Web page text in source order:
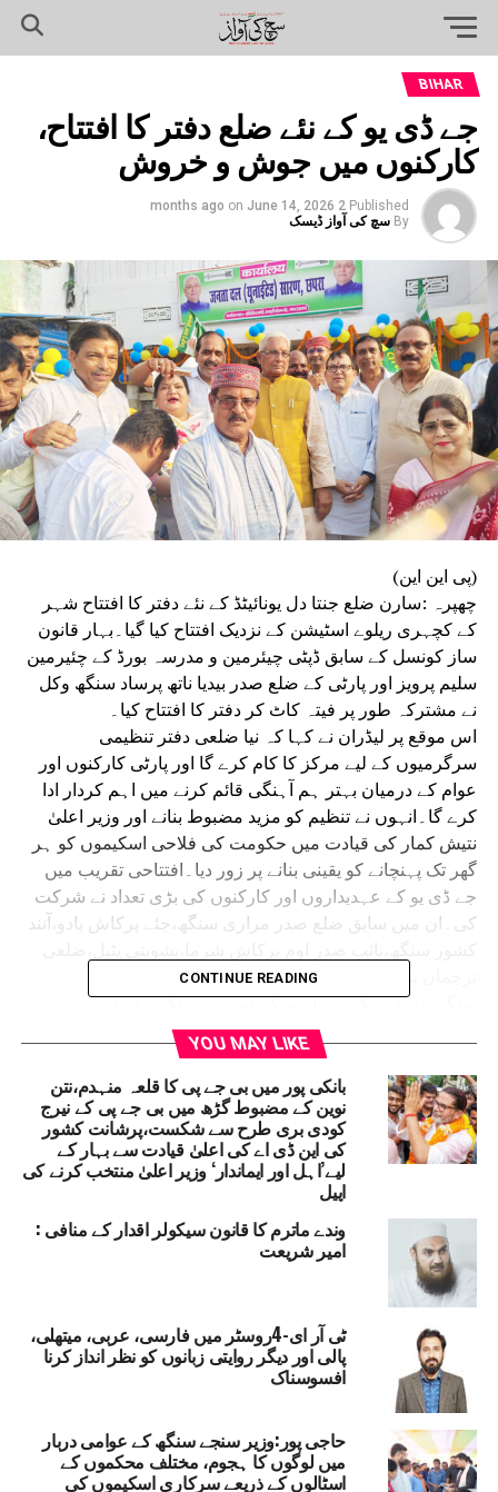
BIHAR
جے ڈی یو کے نئے ضلع دفتر کا افتتاح،
کارکنوں میں جوش و خروش
Published
2 months ago
on June 14, 2026
By سچ کی آواز ڈیسک
(پی این این)
چھپرہ :سارن ضلع جنتا دل یونائیٹڈ کے نئے دفتر کا افتتاح شہر
کے کچہری ریلوے اسٹیشن کے نزدیک افتتاح کیا گیا۔بہار قانون
ساز کونسل کے سابق ڈپٹی چیئرمین و مدرسہ بورڈ کے چئیرمین
سلیم پرویز اور پارٹی کے ضلع صدر بیدیا ناتھ پرساد سنگھ وکل
نے مشترکہ طور پر فیتہ کاٹ کر دفتر کا افتتاح کیا۔
اس موقع پر لیڈران نے کہا کہ نیا ضلعی دفتر تنظیمی
سرگرمیوں کے لیے مرکز کا کام کرے گا اور پارٹی کارکنوں اور
عوام کے درمیان بہتر ہم آہنگی قائم کرنے میں اہم کردار ادا
کرے گا۔انہوں نے تنظیم کو مزید مضبوط بنانے اور وزیر اعلیٰ
نتیش کمار کی قیادت میں حکومت کی فلاحی اسکیموں کو ہر
گھر تک پہنچانے کو یقینی بنانے پر زور دیا۔افتتاحی تقریب میں
جے ڈی یو کے عہدیداروں اور کارکنوں کی بڑی تعداد نے شرکت
کی۔ان میں سابق ضلع صدر مراری سنگھ،جئے پرکاش یادو،آنند
ترجمان برجیش کمار،پربھاش شنکر،اشوک سنگھ،ونود
سنگھ،منوج سنگھ،سنیل سنگھ،سریش سنگھ،محمد
صدام،جہانگیر عالم منا،دیانند سنگھ ،اجے سنگھ،گاما
سنگھ،عمران چنوں،پرویز،نثار حیدر،چھوٹے لال رائے وغیرہ
شامل تھے۔
RELATED TOPICS:
BIHAR
CHHAPRA NEWS
INAUGURATION OF JDU'S NEW DISTRICT OFFICE; ENTHUSIASM
AMONG PARTY WORKERS.
سپاہی بھرتی امتحان کے پیش نظر چلیں گی5 خصوصی
DON'T MISS
مساجد کو دینی تحریکات اور اصلاحِ معاشرہ کا مرکز
بنائیںائمہ کرام ، امارتِ شرعیہ کی جانب سے ہزاری باغ کے
جبرا اور نوادہ میں عظیم الشان اجلاس عام منعقد
CONTINUE READING
YOU MAY LIKE
بانکی پور میں بی جے پی کا قلعہ منہدم،نتن
نوین کے مضبوط گڑھ میں بی جے پی کے نیرج
کودی بری طرح سے شکست،پرشانت کشور
کی این ڈی اے کی اعلیٰ قیادت سے بہار کے
لیے’اہل اور ایماندار‘ وزیر اعلیٰ منتخب کرنے کی
اپیل
وندے ماترم کا قانون سیکولر اقدار کے منافی :
امیر شریعت
ٹی آر ای-4روسٹر میں فارسی، عربی، میتھلی،
پالی اور دیگر روایتی زبانوں کو نظر انداز کرنا
افسوسناک
حاجی پور:وزیر سنجے سنگھ کے عوامی دربار
میں لوگوں کا ہجوم، مختلف محکموں کے
اسٹالوں کے ذریعے سرکاری اسکیموں کی